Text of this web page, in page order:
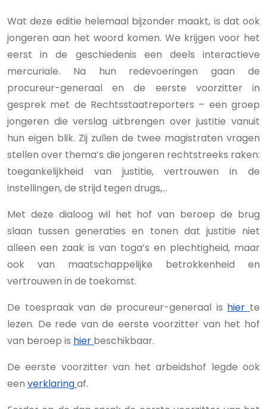
Wat deze editie helemaal bijzonder maakt, is dat ook
jongeren aan het woord komen. We krijgen voor het
eerst in de geschiedenis een deels interactieve
mercuriale. Na hun redevoeringen gaan de
procureur-generaal en de eerste voorzitter in
gesprek met de Rechtsstaatreporters – een groep
jongeren die verslag uitbrengen over justitie vanuit
hun eigen blik. Zij zullen de twee magistraten vragen
stellen over thema’s die jongeren rechtstreeks raken:
toegankelijkheid van justitie, vertrouwen in de
instellingen, de strijd tegen drugs,...
Met deze dialoog wil het hof van beroep de brug
slaan tussen generaties en tonen dat justitie niet
alleen een zaak is van toga’s en plechtigheid, maar
ook van maatschappelijke betrokkenheid en
vertrouwen in de toekomst.
De toespraak van de procureur-generaal is hier te
lezen. De rede van de eerste voorzitter van het hof
van beroep is hier beschikbaar.
De eerste voorzitter van het arbeidshof legde ook
een verklaringaf.